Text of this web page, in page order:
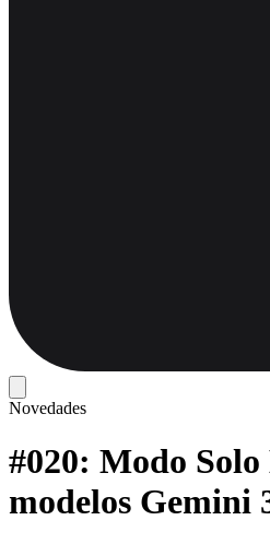
Novedades
#020: Modo
modelos Gemini